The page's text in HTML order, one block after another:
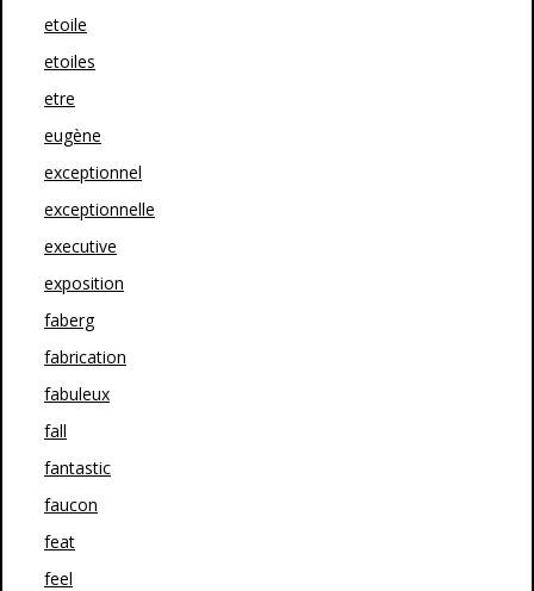
etoile
etoiles
etre
eugène
exceptionnel
exceptionnelle
executive
exposition
faberg
fabrication
fabuleux
fall
fantastic
faucon
feat
feel